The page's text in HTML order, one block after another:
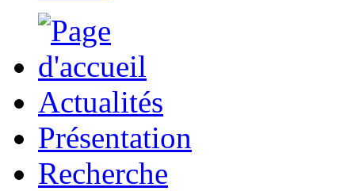
Actualités
Présentation
Recherche